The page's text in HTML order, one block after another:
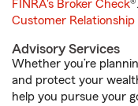
FINRA's Broker Check®.
Customer
Advisory Services
Whether you’re
and protect your
help you pursue your